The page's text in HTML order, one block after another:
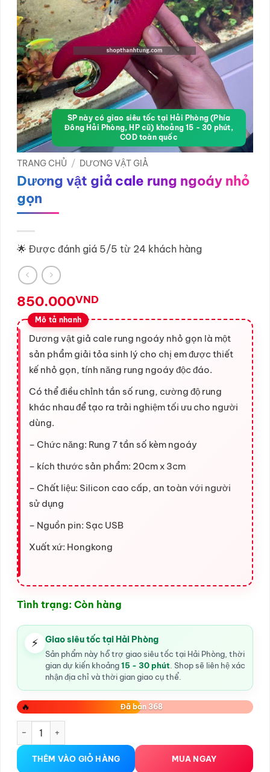
SP này có giao siêu tốc tại Hải Phòng (Phía
Đông Hải Phòng, HP cũ) khoảng 15 - 30 phút,
COD toàn quốc
TRANG CHỦ / DƯƠNG VẬT GIẢ
Dương vật giả cale rung ngoáy nhỏ
gọn
🌟 Được đánh giá 5/5 từ 24 khách hàng
850.000VND
Dương vật giả cale rung ngoáy nhỏ gọn là một
sản phẩm giải tỏa sinh lý cho chị em được thiết
kế nhỏ gọn, tính năng rung ngoáy độc đáo.
Có thể điều chỉnh tần số rung, cường độ rung
khác nhau để tạo ra trải nghiệm tối ưu cho người
dùng.
– Chức năng: Rung 7 tần số kèm ngoáy
– kích thước sản phẩm: 20cm x 3cm
– Chất liệu: Silicon cao cấp, an toàn với người
sử dụng
– Nguồn pin: Sạc USB
Xuất xứ: Hongkong
Tình trạng: Còn hàng
⚡ Giao siêu tốc tại Hải Phòng
Sản phẩm này hỗ trợ giao siêu tốc tại Hải Phòng, thời
gian dự kiến khoảng15 - 30 phút . Shop sẽ liên hệ xác
nhận địa chỉ và thời gian giao cụ thể.
🔥 Đã bán 368
Dương vật giả cale rung ngoáy nhỏ gọn số lượng
THÊM VÀO GIỎ HÀNG MUA NGAY